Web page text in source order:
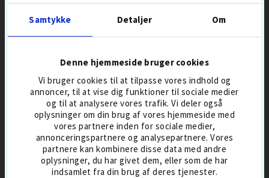
Samtykke Detaljer Om
Denne hjemmeside bruger cookies
Vi bruger cookies til at tilpasse vores indhold og
annoncer, til at vise dig funktioner til sociale medier
og til at analysere vores trafik. Vi deler også
oplysninger om din brug af vores hjemmeside med
vores partnere inden for sociale medier,
annonceringspartnere og analysepartnere. Vores
partnere kan kombinere disse data med andre
oplysninger, du har givet dem, eller som de har
indsamlet fra din brug af deres tjenester.
UP & DOWN
WOOD GOLF TEES 100 PCS
70 MM
59,-
SUMMER
HJ GLOVE
GRIPPER HERRE
GOLFHANDSKE
109,- 129